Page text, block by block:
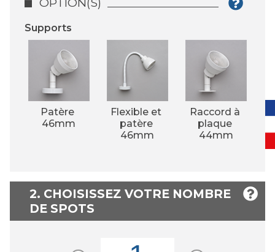
Supports
Patère
46mm
Flexible et
patère
46mm
Raccord à
plaque
44mm
2. CHOISISSEZ VOTRE NOMBRE
DE SPOTS